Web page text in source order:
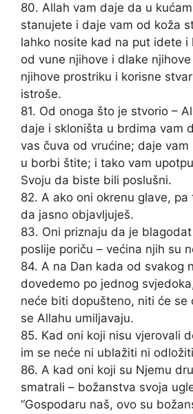
80. Allah vam daje da u
stanujete i daje vam od koža
lahko nosite kad na put idete i
od vune njihove i dlake
njihove prostriku i korisne
istroše.
81. Od onoga što je stvorio –
daje i skloništa u brdima vam
vas čuva od vrućine; daje vam
u borbi štite; i tako vam
Svoju da biste bili poslušni.
82. A ako oni okrenu glave,
da jasno objavljuješ.
83. Oni priznaju da je
poslije poriču – većina njih su
84. A na Dan kada od svakog
dovedemo po jednog
neće biti dopušteno, niti će se
se Allahu umiljavaju.
85. Kad oni koji nisu vjerovali
im se neće ni ublažiti ni
86. A kad oni koji su Njemu
smatrali – božanstva svoja
“Gospodaru naš, ovo su